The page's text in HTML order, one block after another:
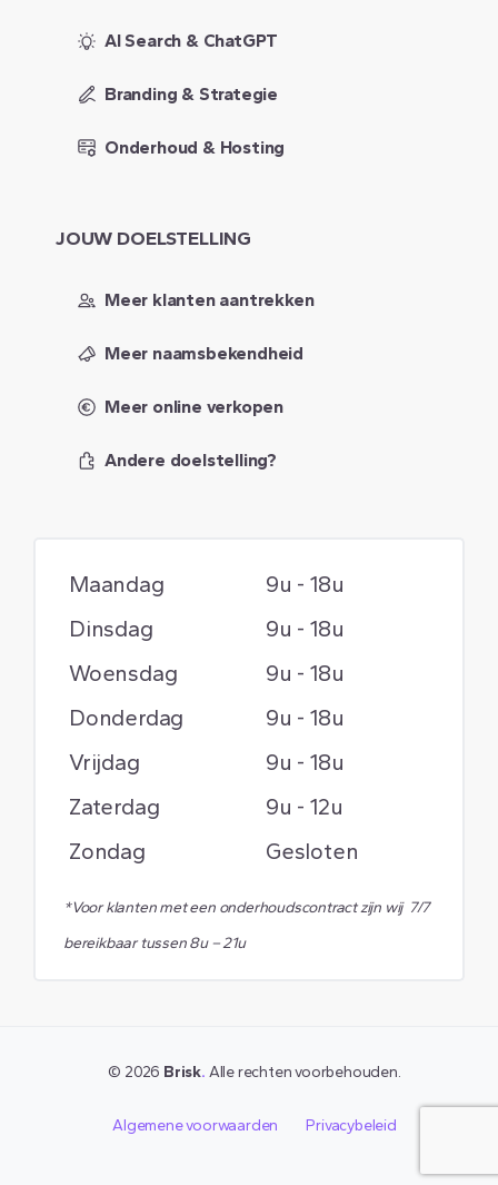
AI Search & ChatGPT
Branding & Strategie
Onderhoud & Hosting
JOUW DOELSTELLING
Meer klanten aantrekken
Meer naamsbekendheid
Meer online verkopen
Andere doelstelling?
Maandag
Dinsdag
Woensdag
Donderdag
Vrijdag
Zaterdag
Zondag
9u - 18u
9u - 18u
9u - 18u
9u - 18u
9u - 18u
9u - 12u
Gesloten
*Voor klanten met een onderhoudscontract zijn wij 7/7
bereikbaar tussen 8u – 21u
© 2026 Brisk. Alle rechten voorbehouden.
Algemene voorwaarden Privacybeleid